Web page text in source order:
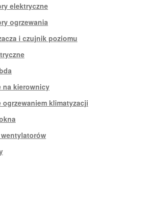
elektryczne
ogrzewania
i czujnik poziomu
na kierownicy
ogrzewaniem klimatyzacji